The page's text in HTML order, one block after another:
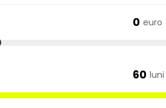
0 euro
60 luni